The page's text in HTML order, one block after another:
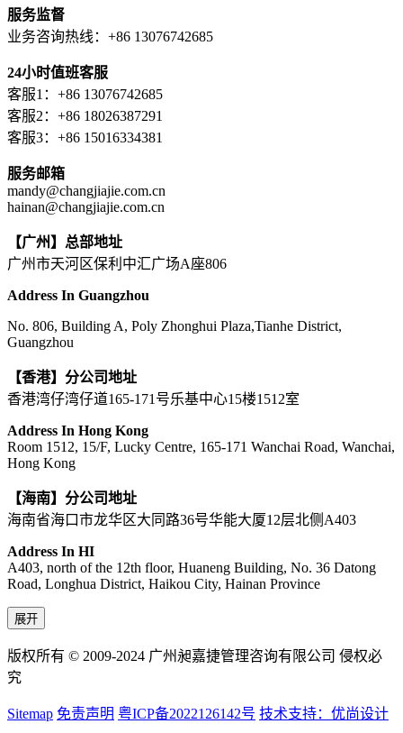
服务监督
业务咨询热线：+86 13076742685
24小时值班客服
客服1：+86 13076742685
客服2：+86 18026387291
客服3：+86 15016334381
服务邮箱
mandy@changjiajie.com.cn
hainan@changjiajie.com.cn
【广州】总部地址
广州市天河区保利中汇广场A座806
Address In Guangzhou
No. 806, Building A, Poly Zhonghui Plaza,Tianhe District,
Guangzhou
【香港】分公司地址
香港湾仔湾仔道165-171号乐基中心15楼1512室
Address In Hong Kong
Room 1512, 15/F, Lucky Centre, 165-171 Wanchai Road, Wanchai,
Hong Kong
【海南】分公司地址
海南省海口市龙华区大同路36号华能大厦12层北侧A403
Address In HI
A403, north of the 12th floor, Huaneng Building, No. 36 Datong
Road, Longhua District, Haikou City, Hainan Province
展开
版权所有 © 2009-2024 广州昶嘉捷管理咨询有限公司 侵权必
究
Sitemap 免责声明 粤ICP备2022126142号 技术支持：优尚设计